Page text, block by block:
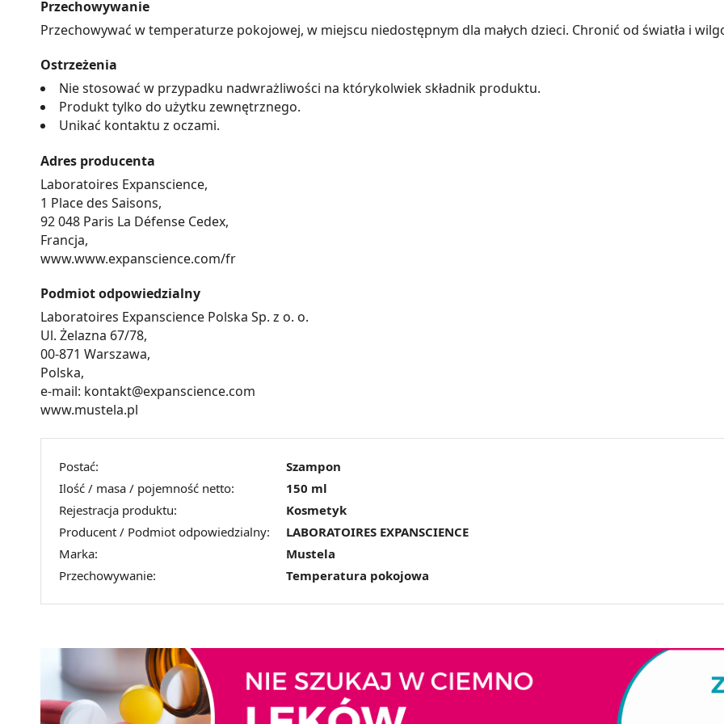
Przechowywanie
Przechowywać w temperaturze pokojowej, w miejscu niedostępnym dla małych dzieci. Chronić od światła i
Ostrzeżenia
Nie stosować w przypadku nadwrażliwości na którykolwiek składnik produktu.
Produkt tylko do użytku zewnętrznego.
Unikać kontaktu z oczami.
Adres producenta
Laboratoires Expanscience,
1 Place des Saisons,
92 048 Paris La Défense Cedex,
Francja,
www.www.expanscience.com/fr
Podmiot odpowiedzialny
Laboratoires Expanscience Polska Sp. z o. o.
Ul. Żelazna 67/78,
00-871 Warszawa,
Polska,
e-mail: kontakt@expanscience.com
www.mustela.pl
Postać:
Szampon
Ilość / masa / pojemność netto:
150 ml
Rejestracja produktu:
Kosmetyk
Producent / Podmiot odpowiedzialny:
LABORATOIRES EXPANSCIENCE
Marka:
Mustela
Przechowywanie:
Temperatura pokojowa